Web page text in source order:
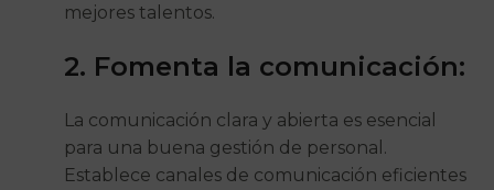
mejores talentos.
2. Fomenta la comunicación:
La comunicación clara y abierta es esencial
para una buena gestión de personal.
Establece canales de comunicación eficientes